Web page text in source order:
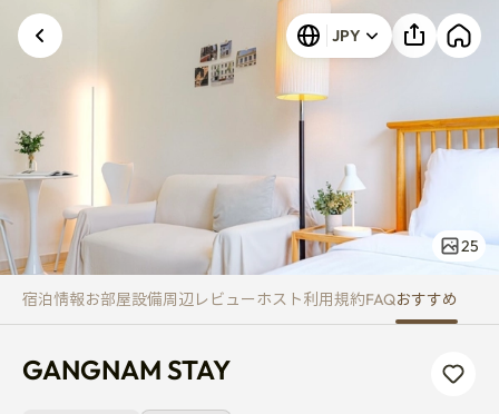
GANGNAM STAY JPY
25
宿泊情報お部屋設備周辺 レビューホスト利用規約FAQおすすめ
GANGNAM STAY